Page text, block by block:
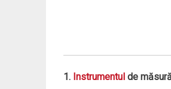
1. Instrumentul de